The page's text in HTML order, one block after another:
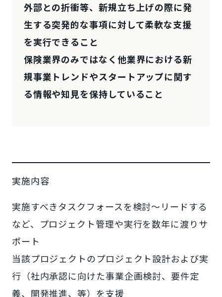
外部との折衝等、新規立ち上げの際に発
生する突発的な事項に対して柔軟な支援
を実行できること
保険業界のみではなく他業界における新
規事業トレンドやスタートアップに関す
る情報や知見を保持していること
実施内容
実施すべきタスクフォースを検討～リードする
など、プロジェクト管理や実行を数年に渡りサ
ポート
当該プロジェクトのプロジェクト設計および実
行（社内承認に向けた事業企画検討、要件定
義、開発推進、等）を支援